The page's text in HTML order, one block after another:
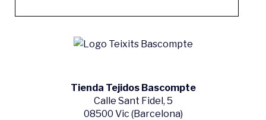
Tienda Tejidos Bascompte
Calle Sant Fidel, 5
08500 Vic (Barcelona)